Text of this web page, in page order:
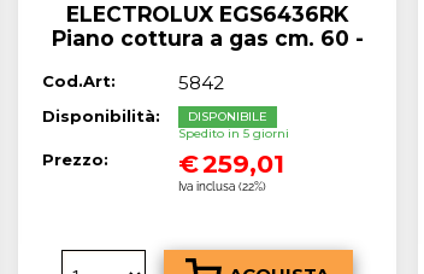
ELECTROLUX EGS6436RK
Piano cottura a gas cm. 60 -
Cod.Art: 5842
Disponibilità:
DISPONIBILE
Spedito in 5 giorni
Prezzo: €259,01
Iva inclusa (22%)